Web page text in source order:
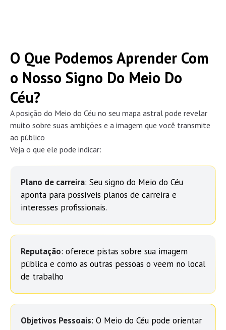
O Que Podemos Aprender Com
o Nosso Signo Do Meio Do
Céu?
A posição do Meio do Céu no seu mapa astral pode revelar
muito sobre suas ambições e a imagem que você transmite
ao público
Veja o que ele pode indicar:
Plano de carreira: Seu signo do Meio do Céu
aponta para possíveis planos de carreira e
interesses profissionais.
Reputação: oferece pistas sobre sua imagem
pública e como as outras pessoas o veem no local
de trabalho
Objetivos Pessoais: O Meio do Céu pode orientar